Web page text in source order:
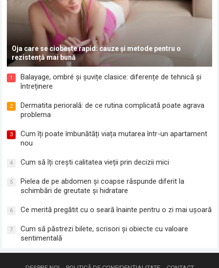
Oja care se ciobește rapid: cauze și metode pentru o
rezistență mai bună
1
Balayage, ombré și șuvițe clasice: diferențe de tehnică și
întreținere
2
Dermatita periorală: de ce rutina complicată poate agrava
problema
3
Cum îți poate îmbunătăți viața mutarea într-un apartament
nou
4 Cum să îți crești calitatea vieții prin decizii mici
5
Pielea de pe abdomen și coapse răspunde diferit la
schimbări de greutate și hidratare
6 Ce merită pregătit cu o seară înainte pentru o zi mai ușoară
7
Cum să păstrezi bilete, scrisori și obiecte cu valoare
sentimentală